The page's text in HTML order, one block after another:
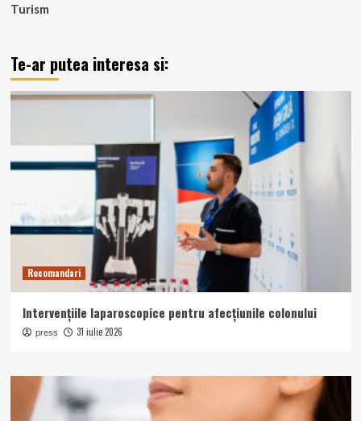
Turism
Te-ar putea interesa si:
Recomandari
Intervențiile laparoscopice pentru afecțiunile colonului
press 31 iulie 2026